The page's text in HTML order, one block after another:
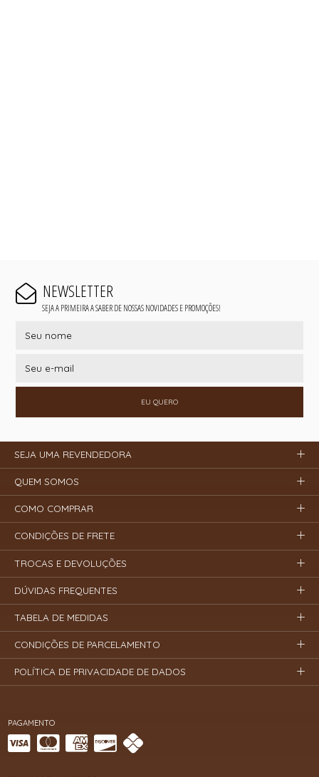
NEWSLETTER
SEJA A PRIMEIRA A SABER DE NOSSAS NOVIDADES E PROMOÇÕES!
EU QUERO
PAGAMENTO
SEJA UMA REVENDEDORA
QUEM SOMOS
COMO COMPRAR
CONDIÇÕES DE FRETE
TROCAS E DEVOLUÇÕES
DÚVIDAS FREQUENTES
TABELA DE MEDIDAS
CONDIÇÕES DE PARCELAMENTO
POLÍTICA DE PRIVACIDADE DE DADOS